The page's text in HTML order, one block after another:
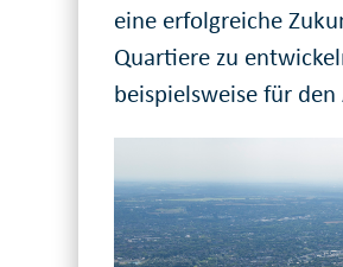
eine erfolgreiche
Quartiere zu
beispielsweise für